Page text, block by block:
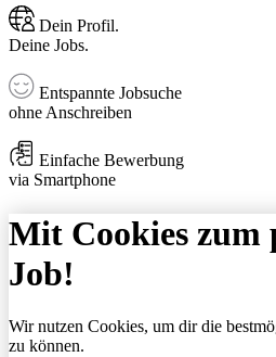
Dein Profil.
Deine Jobs.
Entspannte Jobsuche
ohne Anschreiben
Einfache Bewerbung
via Smartphone
Mit Cookies zum
Job!
Wir nutzen Cookies, um dir die
zu können.